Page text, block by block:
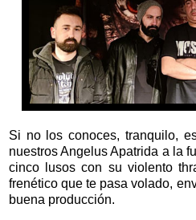
Si no los conoces, tranquilo,
nuestros Angelus Apatrida a la
cinco lusos con su violento
frenético que te pasa volado,
buena producción.